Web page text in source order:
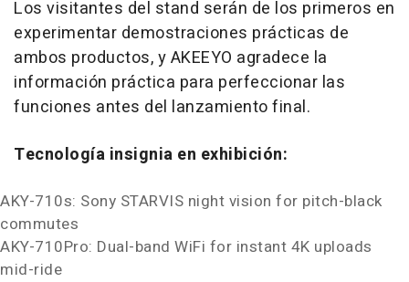
Los visitantes del stand serán de los primeros en
experimentar demostraciones prácticas de
ambos productos, y AKEEYO agradece la
información práctica para perfeccionar las
funciones antes del lanzamiento final.
Tecnología insignia en exhibición:
AKY-710s: Sony STARVIS night vision for pitch-black
commutes
AKY-710Pro: Dual-band WiFi for instant 4K uploads
mid-ride